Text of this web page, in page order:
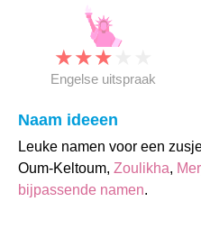
★★★
Engelse uitspraak
Naam ideeen
Leuke namen voor een
Oum-Keltoum, Zoulikha,
bijpassende namen.